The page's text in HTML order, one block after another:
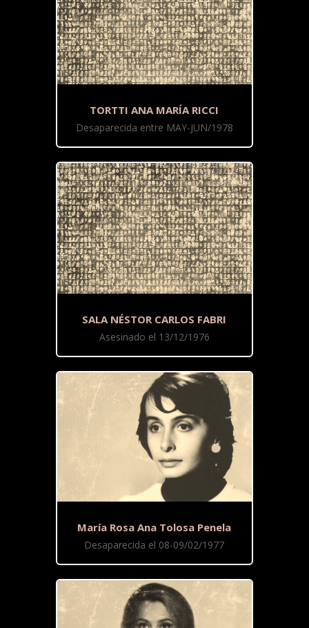
TORTTI ANA MARÍA RICCI
Desaparecida entre MAY-JUN/1978
SALA NÉSTOR CARLOS FABRI
Asesinado el 13/12/1976
María Rosa Ana Tolosa Penela
Desaparecida el 08-09/02/1977